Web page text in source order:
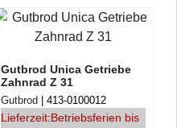
Gutbrod Unica Getriebe
Zahnrad Z 31
Gutbrod 413-0100012
Lieferzeit:Betriebsferien bis